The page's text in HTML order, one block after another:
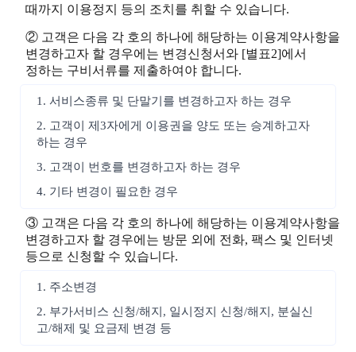
때까지 이용정지 등의 조치를 취할 수 있습니다.
② 고객은 다음 각 호의 하나에 해당하는 이용계약사항을
변경하고자 할 경우에는 변경신청서와 [별표2]에서
정하는 구비서류를 제출하여야 합니다.
1. 서비스종류 및 단말기를 변경하고자 하는 경우
2. 고객이 제3자에게 이용권을 양도 또는 승계하고자
하는 경우
3. 고객이 번호를 변경하고자 하는 경우
4. 기타 변경이 필요한 경우
③ 고객은 다음 각 호의 하나에 해당하는 이용계약사항을
변경하고자 할 경우에는 방문 외에 전화, 팩스 및 인터넷
등으로 신청할 수 있습니다.
1. 주소변경
2. 부가서비스 신청/해지, 일시정지 신청/해지, 분실신
고/해제 및 요금제 변경 등